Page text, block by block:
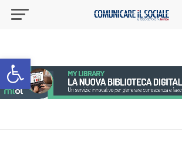
Apri la barra degli strumenti